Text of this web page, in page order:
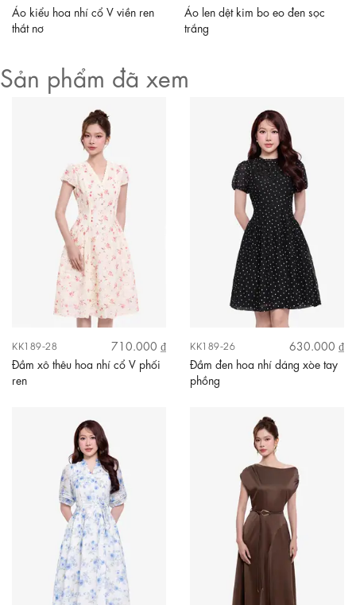
Áo kiểu hoa nhí cổ V viền ren
thắt nơ
Áo len dệt kim bo eo đen sọc
trắng
Sản phẩm đã xem
KK189-28
710.000 ₫
Đầm xô thêu hoa nhí cổ V phối
ren
KK189-26
630.000 ₫
Đầm đen hoa nhí dáng xòe tay
phồng